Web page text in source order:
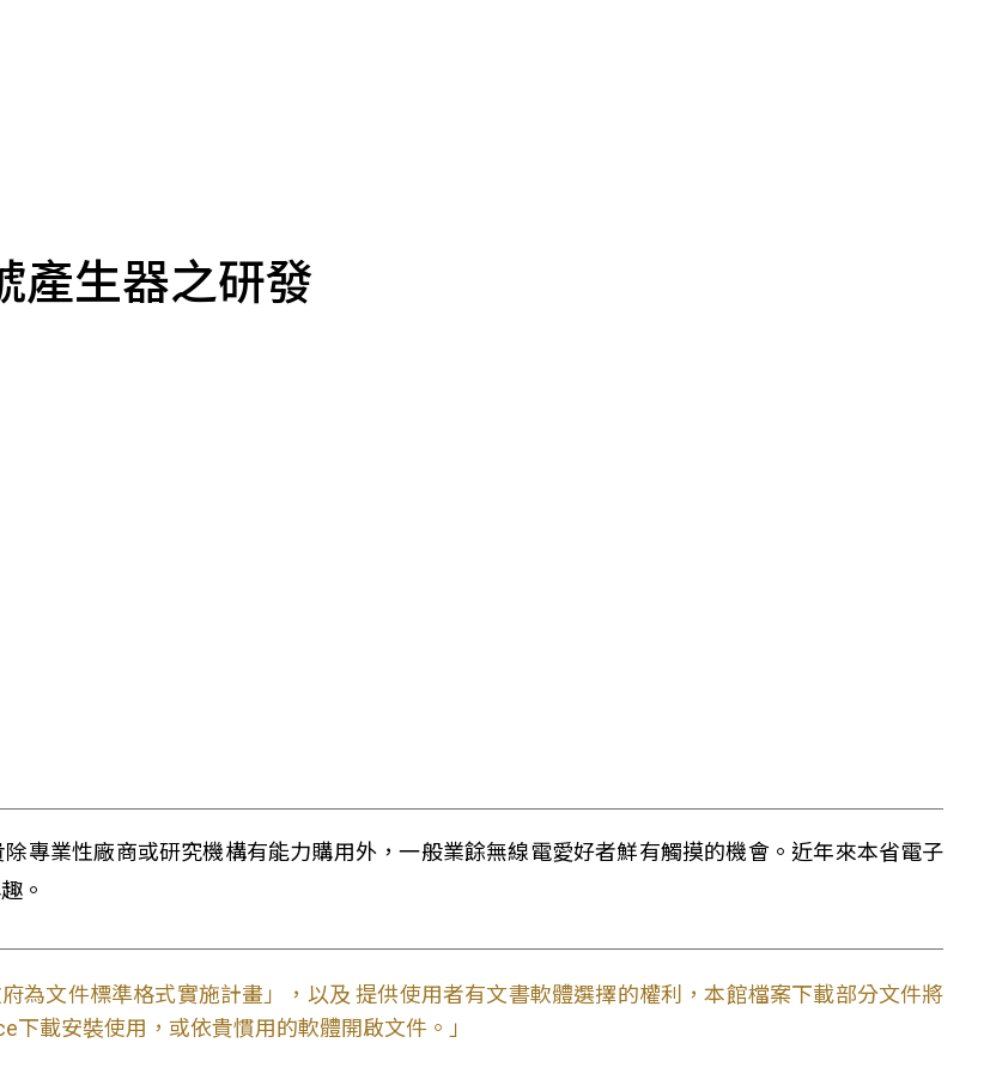
產生器之研發
專業性廠商或研究機構有能力購用外，一般業餘無線電愛好者鮮有觸摸的機會。近年來本省電子
。
府為文件標準格式實施計畫」，以及 提供使用者有文書軟體選擇的權利，本館檔案下載部分文件將
下載安裝使用，或依貴慣用的軟體開啟文件。」